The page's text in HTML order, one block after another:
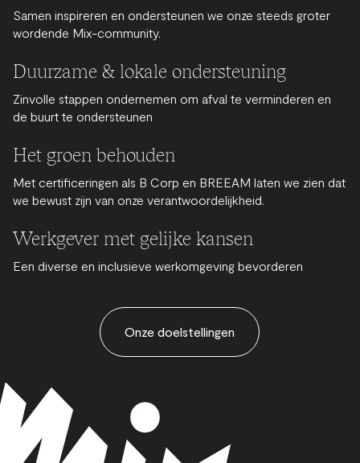
Samen inspireren en ondersteunen we onze steeds groter
wordende Mix-community.
Duurzame & lokale ondersteuning
Zinvolle stappen ondernemen om afval te verminderen en
de buurt te ondersteunen
Het groen behouden
Met certificeringen als B Corp en BREEAM laten we zien dat
we bewust zijn van onze verantwoordelijkheid.
Werkgever met gelijke kansen
Een diverse en inclusieve werkomgeving bevorderen
Onze doelstellingen